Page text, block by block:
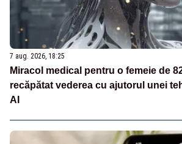
7 aug. 2026, 18:25
Miracol medical pentru o femeie de
recăpătat vederea cu ajutorul unei
AI